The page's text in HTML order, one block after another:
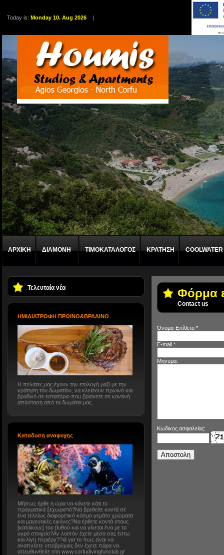
Today is: Monday 10. Aug 2026 |
ΑΡΧΙΚΗ ΔΙΑΜΟΝΗ ΤΙΜΟΚΑΤΑΛΟΓΟΣ ΚΡΑΤΗΣΗ
Τελευταία νέα
HMIΔΙΑΤΡΟΦΗ ΠΡΩΙΝΟ&ΒΡΑΔΙΝΟ
Η πελάτες μας έχουν την επιλογή μαζί με την
κράτηση του δωματίου, να κλείσουν πρωινό και
βραδινό σε εστιατόριο που βρίσκετε σε κοντινή
απόσταση από τα δωμάτια μας.
Καταδυση αναψυχης
Μήπως ήρθε η ώρα να κάνετε κάτι το
πραγματικά ξεχωριστό?Να βρεθείτε κοντά σε
ένα τελείως διαφορετικό κόσμο γεμάτο χρώματα
και μαγευτικές εικόνες?Να έρθετε κοντά στους
[κατοίκους] του βυθού και να γίνεται ένα με το
υγρό στοιχείο?Αν λοιπόν έχετε μέσα σας έστω
και λίγη περιέργ??ιά για το πως είναι να
αναπνέετε υποβρύχιος δεν έχετε πάρα να
απευθυνθείτε στο www.corfudivingfunclub.gr
Φόρμα
Contact us
Όνομα-Επίθετο *
E-mail *
Μηνυμα:
Κωδικος ασφαλείας: